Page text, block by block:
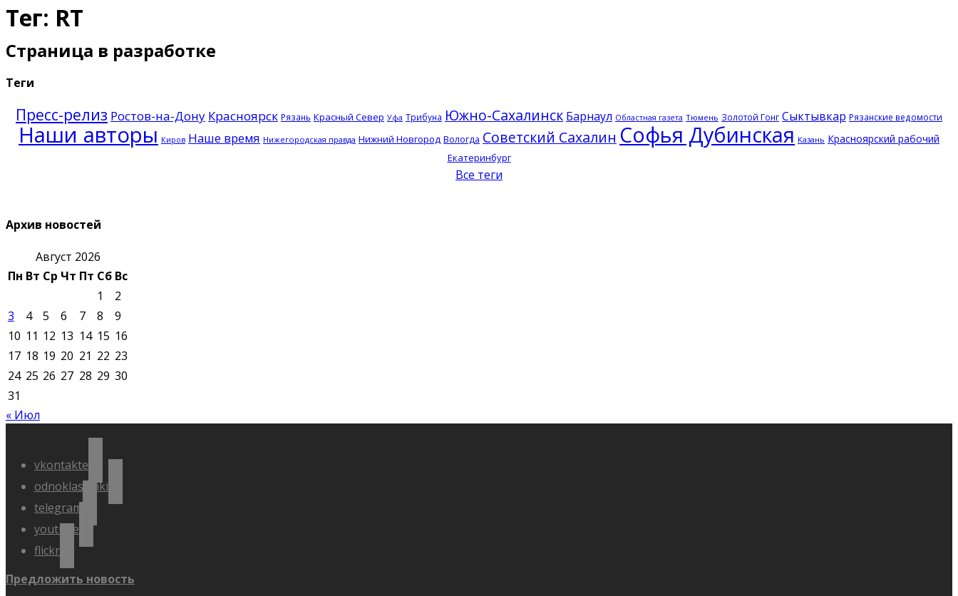
Тег: RT
Страница в разработке
Теги
Пресс-релиз Ростов-на-Дону Красноярск Рязань Красный Север Уфа Трибуна Южно-Сахалинск Барнаул Областная газета Тюмень Золотой Гонг Сыктывкар Рязанские ведомости
Наши авторы Киров Наше время Нижегородская правда Нижний Новгород Вологда Советский Сахалин Софья Дубинская Казань Красноярский рабочий
Екатеринбург
Все теги
Архив новостей
Август 2026
Пн Вт Ср Чт Пт Сб Вс
1
2
3
4 5 6 7 8
9
10 11 12 13 14 15 16
17 18 19 20 21 22 23
24 25 26 27 28 29 30
31
« Июл
vkontakte
odnoklassniki
telegram
youtube
flickr
Предложить новость